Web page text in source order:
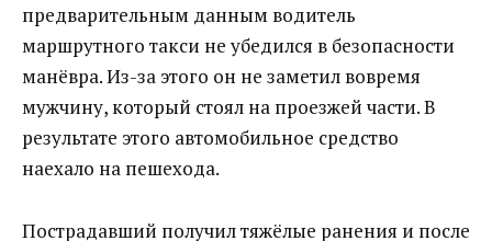
предварительным данным водитель
маршрутного такси не убедился в безопасности
манёвра. Из-за этого он не заметил вовремя
мужчину, который стоял на проезжей части. В
результате этого автомобильное средство
наехало на пешехода.
Пострадавший получил тяжёлые ранения и после